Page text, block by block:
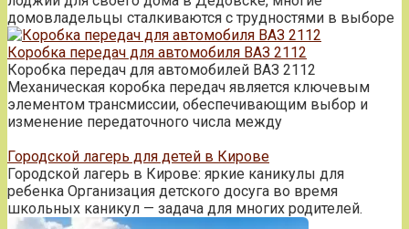
домовладельцы сталкиваются с трудностями в выборе
Коробка передач для автомобиля ВАЗ 2112
Коробка передач для автомобилей ВАЗ 2112
Механическая коробка передач является ключевым
элементом трансмиссии, обеспечивающим выбор и
изменение передаточного числа между
Городской лагерь для детей в Кирове
Городской лагерь в Кирове: яркие каникулы для
ребенка Организация детского досуга во время
школьных каникул — задача для многих родителей.